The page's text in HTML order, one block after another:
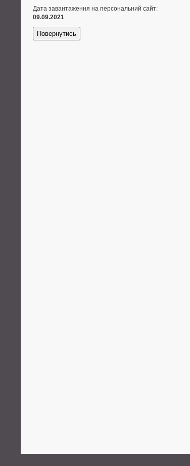
Дата завантаження на персональний сайт:
09.09.2021
Повернутись